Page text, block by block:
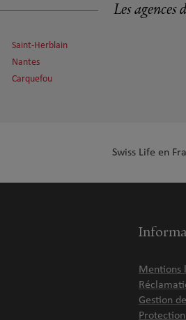
Les
Saint-Herblain
Nantes
Carquefou
Swiss Life en
Mentions
Gestion